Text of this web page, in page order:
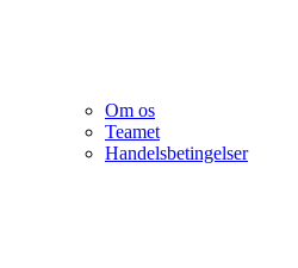
Om os
Teamet
Handelsbetingelser